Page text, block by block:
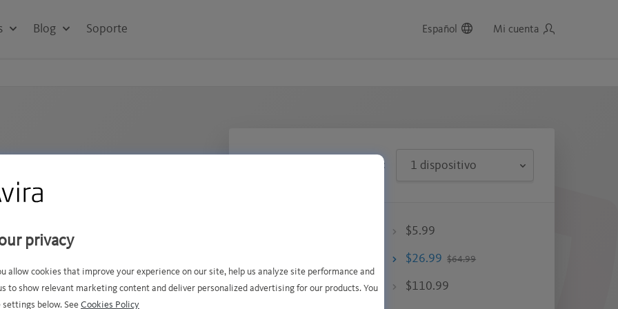
Soporte
Blog Español Mi cuenta
la bienvenida a
de su
a amenazas.
y Mac.
NÚMERO DE DISPOSITIVOS:
$5.99
$26.99 $64.99
2 años $110.99
privacy
allow cookies that improve your experience on our site, help us analyze site performance and
to show relevant marketing content and deliver personalized advertising for our products. You
below. See Cookies Policy